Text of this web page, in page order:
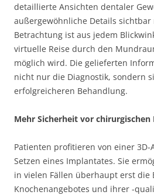
detaillierte Ansichten dentaler
außergewöhnliche Details sichtbar
Betrachtung ist aus jedem
virtuelle Reise durch den
möglich wird. Die gelieferten
nicht nur die Diagnostik, sondern
erfolgreicheren Behandlung.
Mehr Sicherheit vor chirurgischen
Patienten profitieren von einer
Setzen eines Implantates. Sie
in vielen Fällen überhaupt erst die
Knochenangebotes und ihrer -